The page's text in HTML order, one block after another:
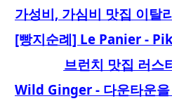
브런치 맛집 러스